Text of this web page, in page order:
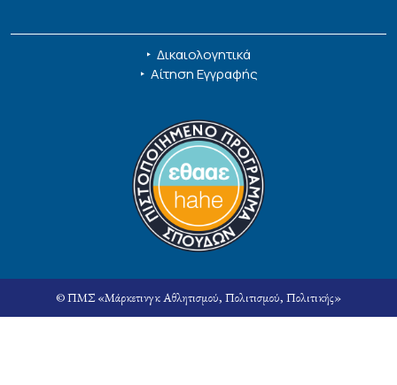
‣ Δικαιολογητικά
‣ Αίτηση Εγγραφής
© ΠΜΣ «Μάρκετινγκ Αθλητισμού, Πολιτισμού, Πολιτικής»